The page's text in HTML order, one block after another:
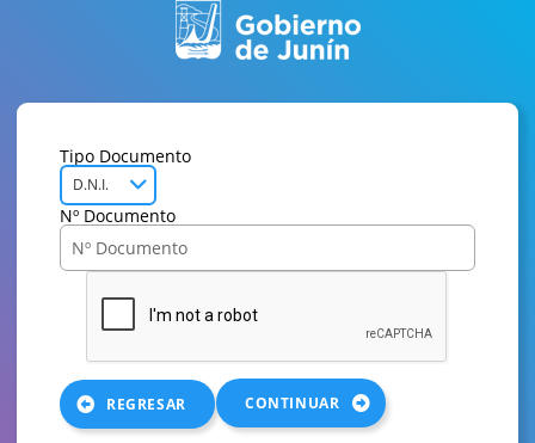
Tipo Documento
D.N.I.
Nº Documento
REGRESAR CONTINUAR